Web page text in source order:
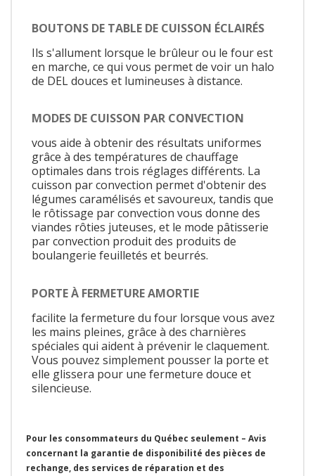
BOUTONS DE TABLE DE CUISSON ÉCLAIRÉS
Ils s'allument lorsque le brûleur ou le four est
en marche, ce qui vous permet de voir un halo
de DEL douces et lumineuses à distance.
MODES DE CUISSON PAR CONVECTION
vous aide à obtenir des résultats uniformes
grâce à des températures de chauffage
optimales dans trois réglages différents. La
cuisson par convection permet d'obtenir des
légumes caramélisés et savoureux, tandis que
le rôtissage par convection vous donne des
viandes rôties juteuses, et le mode pâtisserie
par convection produit des produits de
boulangerie feuilletés et beurrés.
PORTE À FERMETURE AMORTIE
facilite la fermeture du four lorsque vous avez
les mains pleines, grâce à des charnières
spéciales qui aident à prévenir le claquement.
Vous pouvez simplement pousser la porte et
elle glissera pour une fermeture douce et
silencieuse.
Pour les consommateurs du Québec seulement – Avis
concernant la garantie de disponibilité des pièces de
rechange, des services de réparation et des